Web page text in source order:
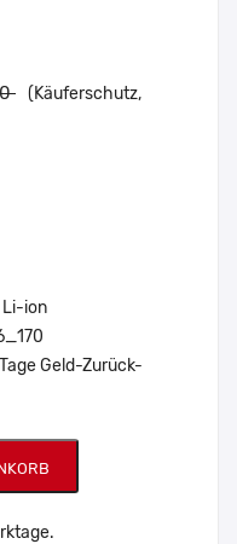
(Käuferschutz,
Li-ion
Geld-Zurück-